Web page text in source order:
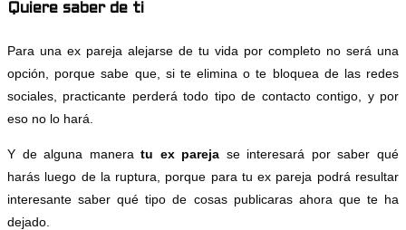
Quiere saber de ti
Para una ex pareja alejarse de tu vida por completo no será una
opción, porque sabe que, si te elimina o te bloquea de las redes
sociales, practicante perderá todo tipo de contacto contigo, y por
eso no lo hará.
Y de alguna maneratu ex pareja se interesará por saber qué
harás luego de la ruptura, porque para tu ex pareja podrá resultar
interesante saber qué tipo de cosas publicaras ahora que te ha
dejado.